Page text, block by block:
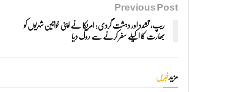
Previous Post
ریپ، تشدد اور دہشت گردی: امریکا نے اپنی خواتین شہریوں کو
بھارت کا اکیلے سفر کرنے سے روک دیا
مزیدخبریں